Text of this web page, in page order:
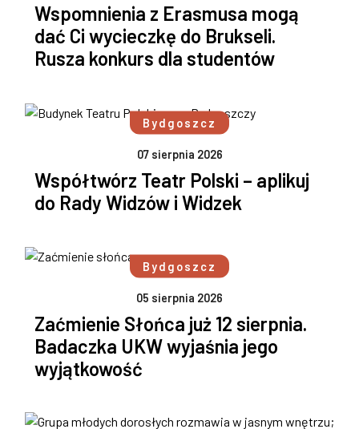
Wspomnienia z Erasmusa mogą
dać Ci wycieczkę do Brukseli.
Rusza konkurs dla studentów
Bydgoszcz
07 sierpnia 2026
Współtwórz Teatr Polski – aplikuj
do Rady Widzów i Widzek
Bydgoszcz
05 sierpnia 2026
Zaćmienie Słońca już 12 sierpnia.
Badaczka UKW wyjaśnia jego
wyjątkowość